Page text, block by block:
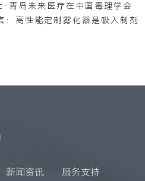
青岛未来医疗在中国毒理学会
：高性能定制雾化器是吸入制剂
新闻资讯 服务支持